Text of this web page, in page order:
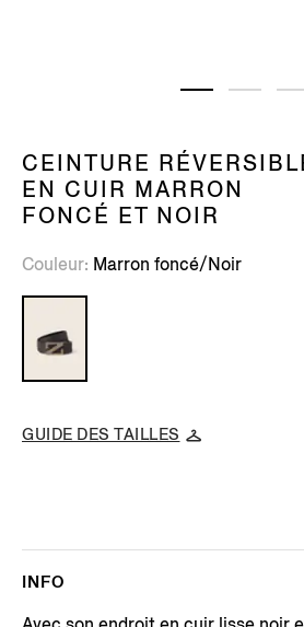
CEINTURE
EN CUIR MARRON
FONCÉ ET NOIR
Couleur Marron foncé/Noir
GUIDE DES TAILLES
INFO